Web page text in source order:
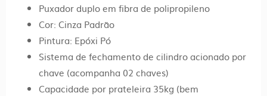
Puxador duplo em fibra de polipropileno
Cor: Cinza Padrão
Pintura: Epóxi Pó
Sistema de fechamento de cilindro acionado por
chave (acompanha 02 chaves)
Capacidade por prateleira 35kg (bem